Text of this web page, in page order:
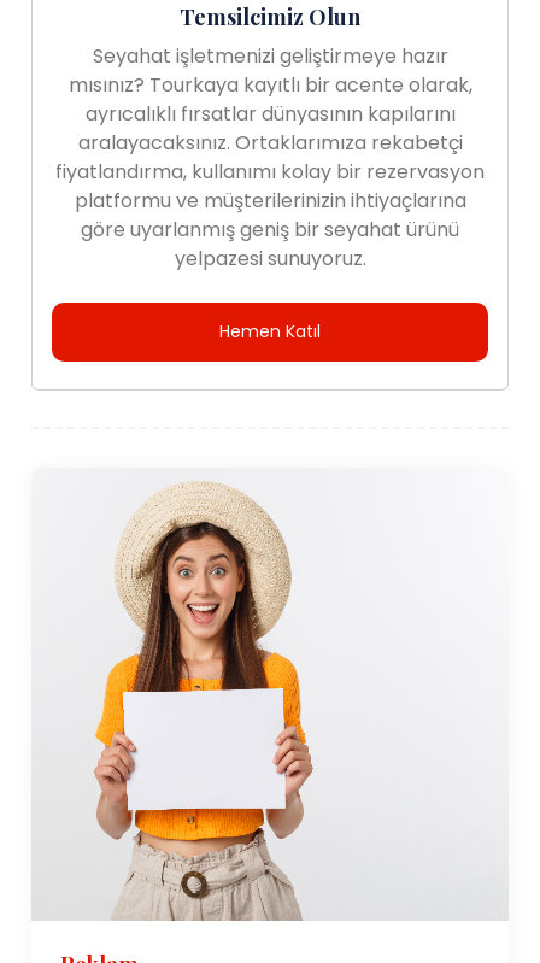
Temsilcimiz Olun
Seyahat işletmenizi geliştirmeye hazır
mısınız? Tourkaya kayıtlı bir acente olarak,
ayrıcalıklı fırsatlar dünyasının kapılarını
aralayacaksınız. Ortaklarımıza rekabetçi
fiyatlandırma, kullanımı kolay bir rezervasyon
platformu ve müşterilerinizin ihtiyaçlarına
göre uyarlanmış geniş bir seyahat ürünü
yelpazesi sunuyoruz.
Hemen Katıl